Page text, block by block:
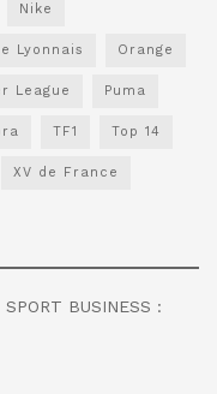
Nike
Lyonnais Orange
League Puma
TF1 Top 14
XV de France
BUSINESS :